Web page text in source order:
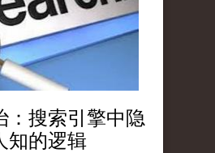
：搜索引擎中隐
知的逻辑